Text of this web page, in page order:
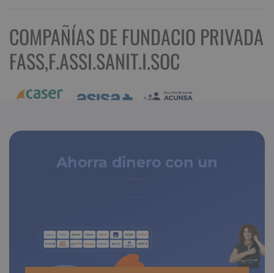
COMPAÑÍAS DE FUNDACIO PRIVADA
FASS,F.ASSI.SANIT.I.SOC
Ahorra dinero con un